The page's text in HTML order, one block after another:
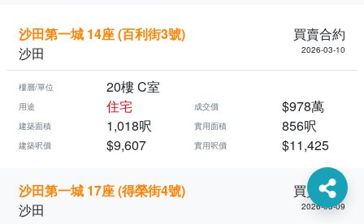
沙田第一城 14座 (百利街3號)
買賣合約
沙田
2026-03-10
樓層/單位 20樓 C室
用途 住宅 成交價 $978萬
建築面積 1,018呎 實用面積 856呎
建築呎價 $9,607 實用呎價 $11,425
沙田第一城 17座 (得榮街4號)
買賣合約
沙田
2026-03-09